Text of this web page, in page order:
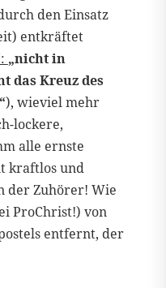
den Einsatz
entkräftet
„nicht in
das Kreuz des
), wieviel mehr
lockere,
alle ernste
kraftlos und
der Zuhörer! Wie
ProChrist!) von
entfernt, der